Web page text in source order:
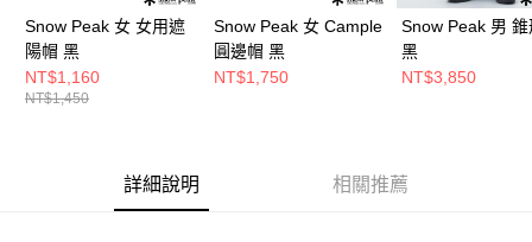
Snow Peak 女 女用遮
陽帽 黑
NT$1,160
NT$1,450
Snow Peak 女 Cample
圓邊帽 黑
NT$1,750
Snow Peak 男 錐
黑
NT$3,850
詳細說明 相關推薦